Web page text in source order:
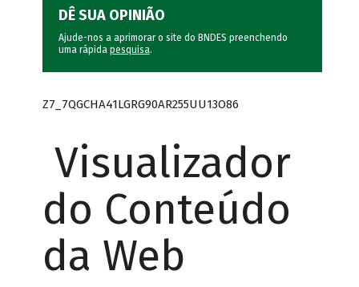
DÊ SUA OPINIÃO
Ajude-nos a aprimorar o site do BNDES preenchendo
uma rápida pesquisa.
Z7_7QGCHA41LGRG90AR255UU13O86
Visualizador
do Conteúdo
da Web